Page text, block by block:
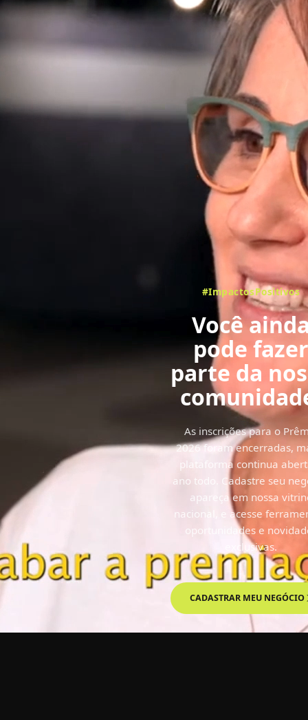
#ImpactosPositivos
Você
pode
parte da
As inscrições para o
2026 foram encerradas,
plataforma continua
ano todo. Cadastre seu
apareça em nossa
nacional, e acesse
oportunidades e
exclusivas.
CADASTRAR MEU NEGÓCIO
com
aberta!
IR À PREMIAÇÃO
CADASTRO SOCIEDADE